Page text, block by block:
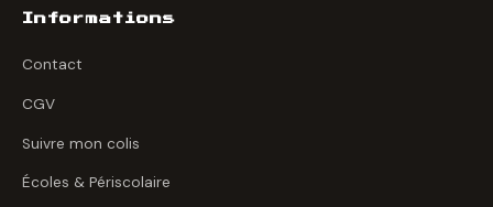
Informations
Contact
CGV
Suivre mon colis
Écoles & Périscolaire